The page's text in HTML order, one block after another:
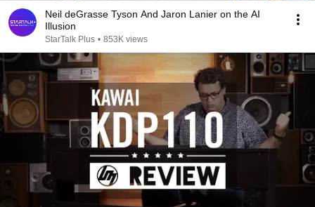
Neil deGrasse Tyson And Jaron Lanier on the AI
Illusion
StarTalk Plus • 853K views